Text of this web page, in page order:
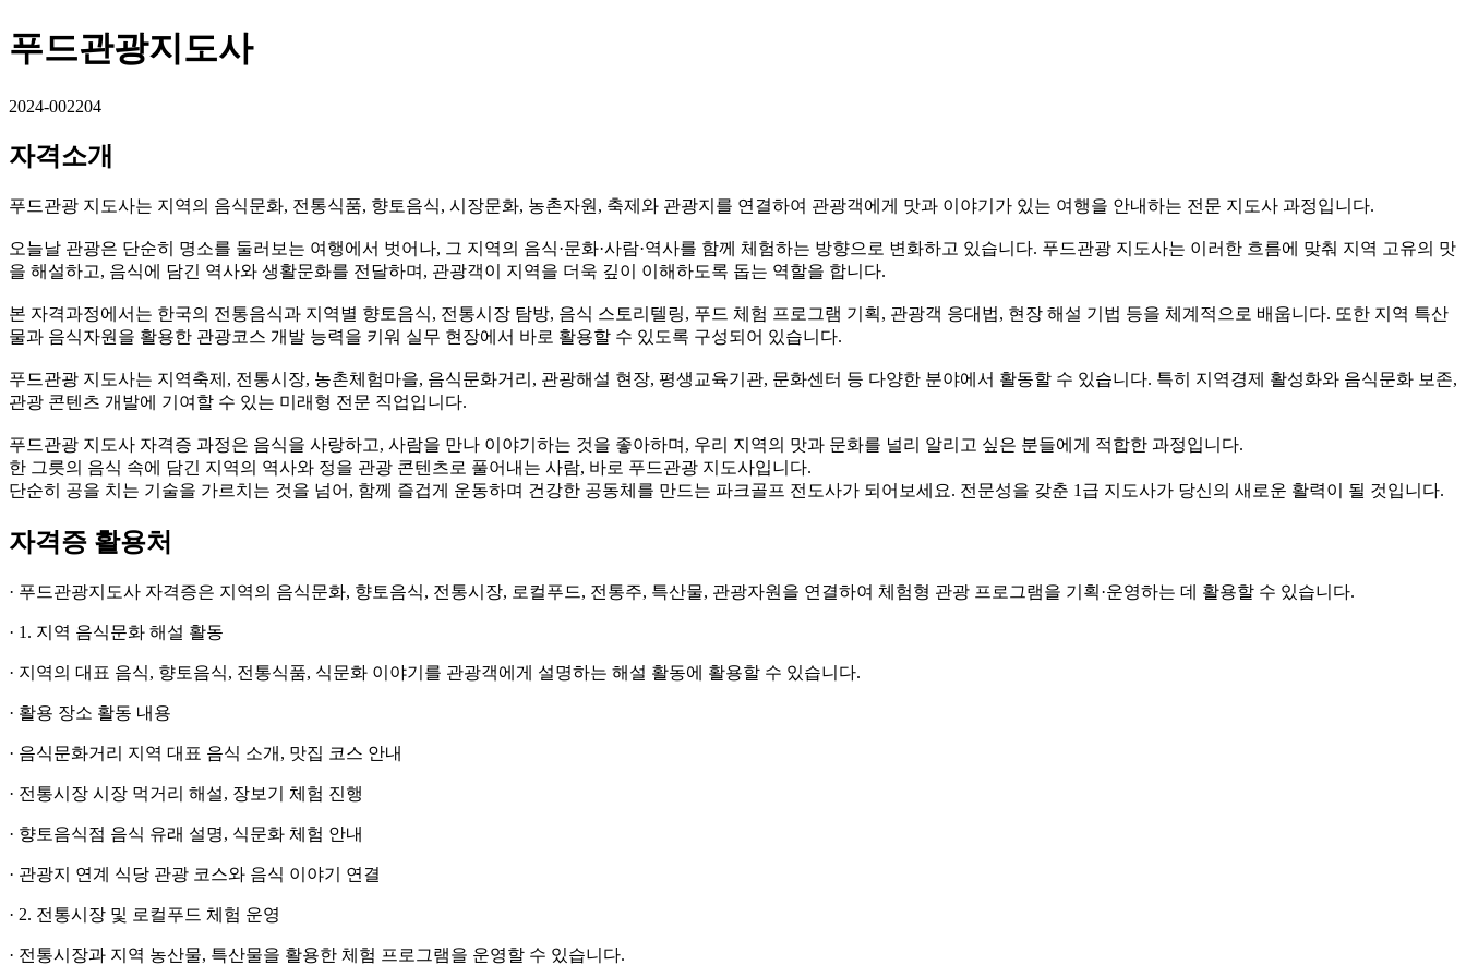
푸드관광지도사
2024-002204
자격소개
푸드관광 지도사는 지역의 음식문화, 전통식품, 향토음식, 시장문화, 농촌자원, 축제와 관광지를 연결하여 관광객에게 맛과 이야기가 있는 여행을 안내하는 전문 지도사 과정입니다.
오늘날 관광은 단순히 명소를 둘러보는 여행에서 벗어나, 그 지역의 음식·문화·사람·역사를 함께 체험하는 방향으로 변화하고 있습니다. 푸드관광 지도사는 이러한 흐름에 맞춰 지역 고유의 맛
을 해설하고, 음식에 담긴 역사와 생활문화를 전달하며, 관광객이 지역을 더욱 깊이 이해하도록 돕는 역할을 합니다.
본 자격과정에서는 한국의 전통음식과 지역별 향토음식, 전통시장 탐방, 음식 스토리텔링, 푸드 체험 프로그램 기획, 관광객 응대법, 현장 해설 기법 등을 체계적으로 배웁니다. 또한 지역 특산
물과 음식자원을 활용한 관광코스 개발 능력을 키워 실무 현장에서 바로 활용할 수 있도록 구성되어 있습니다.
푸드관광 지도사는 지역축제, 전통시장, 농촌체험마을, 음식문화거리, 관광해설 현장, 평생교육기관, 문화센터 등 다양한 분야에서 활동할 수 있습니다. 특히 지역경제 활성화와 음식문화 보존,
관광 콘텐츠 개발에 기여할 수 있는 미래형 전문 직업입니다.
푸드관광 지도사 자격증 과정은 음식을 사랑하고, 사람을 만나 이야기하는 것을 좋아하며, 우리 지역의 맛과 문화를 널리 알리고 싶은 분들에게 적합한 과정입니다.
한 그릇의 음식 속에 담긴 지역의 역사와 정을 관광 콘텐츠로 풀어내는 사람, 바로 푸드관광 지도사입니다.
단순히 공을 치는 기술을 가르치는 것을 넘어, 함께 즐겁게 운동하며 건강한 공동체를 만드는 파크골프 전도사가 되어보세요. 전문성을 갖춘 1급 지도사가 당신의 새로운 활력이 될 것입니다.
자격증 활용처
· 푸드관광지도사 자격증은 지역의 음식문화, 향토음식, 전통시장, 로컬푸드, 전통주, 특산물, 관광자원을 연결하여 체험형 관광 프로그램을 기획·운영하는 데 활용할 수 있습니다.
· 1. 지역 음식문화 해설 활동
· 지역의 대표 음식, 향토음식, 전통식품, 식문화 이야기를 관광객에게 설명하는 해설 활동에 활용할 수 있습니다.
· 활용 장소 활동 내용
· 음식문화거리 지역 대표 음식 소개, 맛집 코스 안내
· 전통시장 시장 먹거리 해설, 장보기 체험 진행
· 향토음식점 음식 유래 설명, 식문화 체험 안내
· 관광지 연계 식당 관광 코스와 음식 이야기 연결
· 2. 전통시장 및 로컬푸드 체험 운영
· 전통시장과 지역 농산물, 특산물을 활용한 체험 프로그램을 운영할 수 있습니다.